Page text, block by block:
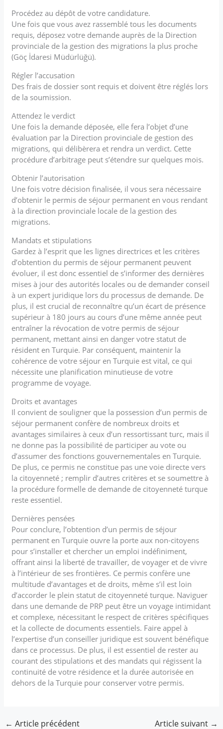
Procédez au dépôt de votre candidature.
Une fois que vous avez rassemblé tous les documents
requis, déposez votre demande auprès de la Direction
provinciale de la gestion des migrations la plus proche
(Göç İdaresi Müdürlüğü).
Régler l’accusation
Des frais de dossier sont requis et doivent être réglés lors
de la soumission.
Attendez le verdict
Une fois la demande déposée, elle fera l’objet d’une
évaluation par la Direction provinciale de gestion des
migrations, qui délibèrera et rendra un verdict. Cette
procédure d’arbitrage peut s’étendre sur quelques mois.
Obtenir l’autorisation
Une fois votre décision finalisée, il vous sera nécessaire
d’obtenir le permis de séjour permanent en vous rendant
à la direction provinciale locale de la gestion des
migrations.
Mandats et stipulations
Gardez à l’esprit que les lignes directrices et les critères
d’obtention du permis de séjour permanent peuvent
évoluer, il est donc essentiel de s’informer des dernières
mises à jour des autorités locales ou de demander conseil
à un expert juridique lors du processus de demande. De
plus, il est crucial de reconnaître qu’un écart de présence
supérieur à 180 jours au cours d’une même année peut
entraîner la révocation de votre permis de séjour
permanent, mettant ainsi en danger votre statut de
résident en Turquie. Par conséquent, maintenir la
cohérence de votre séjour en Turquie est vital, ce qui
nécessite une planification minutieuse de votre
programme de voyage.
Droits et avantages
Il convient de souligner que la possession d’un permis de
séjour permanent confère de nombreux droits et
avantages similaires à ceux d’un ressortissant turc, mais il
ne donne pas la possibilité de participer au vote ou
d’assumer des fonctions gouvernementales en Turquie.
De plus, ce permis ne constitue pas une voie directe vers
la citoyenneté ; remplir d’autres critères et se soumettre à
la procédure formelle de demande de citoyenneté turque
reste essentiel.
Dernières pensées
Pour conclure, l’obtention d’un permis de séjour
permanent en Turquie ouvre la porte aux non-citoyens
pour s’installer et chercher un emploi indéfiniment,
offrant ainsi la liberté de travailler, de voyager et de vivre
à l’intérieur de ses frontières. Ce permis confère une
multitude d’avantages et de droits, même s’il est loin
d’accorder le plein statut de citoyenneté turque. Naviguer
dans une demande de PRP peut être un voyage intimidant
et complexe, nécessitant le respect de critères spécifiques
et la collecte de documents essentiels. Faire appel à
l’expertise d’un conseiller juridique est souvent bénéfique
dans ce processus. De plus, il est essentiel de rester au
courant des stipulations et des mandats qui régissent la
continuité de votre résidence et la durée autorisée en
dehors de la Turquie pour conserver votre permis.
← Article précédent Article suivant →